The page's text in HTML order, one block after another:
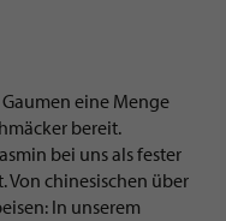
eine Menge
bereit.
bei uns als fester
Von chinesischen über
In unserem